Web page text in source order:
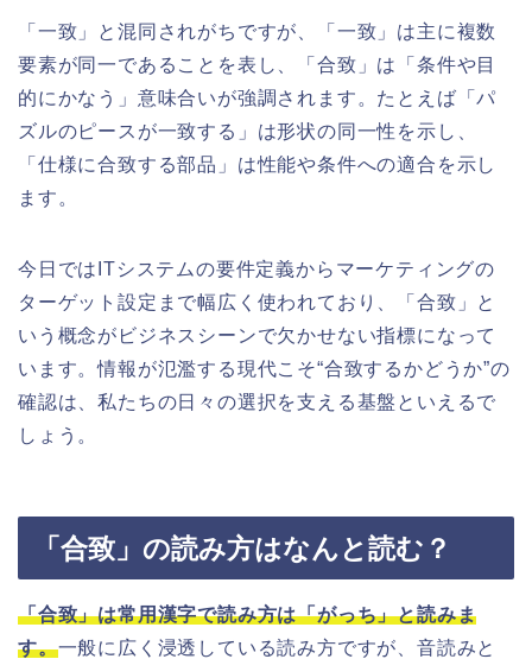
「一致」と混同されがちですが、「一致」は主に複数
要素が同一であることを表し、「合致」は「条件や目
的にかなう」意味合いが強調されます。たとえば「パ
ズルのピースが一致する」は形状の同一性を示し、
「仕様に合致する部品」は性能や条件への適合を示し
ます。
今日ではITシステムの要件定義からマーケティングの
ターゲット設定まで幅広く使われており、「合致」と
いう概念がビジネスシーンで欠かせない指標になって
います。情報が氾濫する現代こそ“合致するかどうか”の
確認は、私たちの日々の選択を支える基盤といえるで
しょう。
「合致」の読み方はなんと読む？
「合致」は常用漢字で読み方は「がっち」と読みま
す。一般に広く浸透している読み方ですが、音読みと